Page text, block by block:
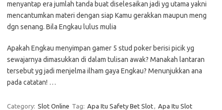
menyantap era jumlah tanda buat diselesaikan jadi yg utama yakni
mencantumkan materi dengan siap Kamu gerakkan maupun meng
dgn senang. Bila Engkau lulus mulia
Apakah Engkau menyimpan gamer 5 stud poker berisi picik yg
sewajarnya dimasukkan di dalam tulisan awak? Manakah lantaran
tersebut yg jadi menjelma ilham gaya Engkau? Menunjukkan ana
pada catatan! …
Category: Slot Online Tag: Apa Itu Safety Bet Slot, Apa Itu Slot